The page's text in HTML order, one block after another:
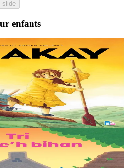
slide
enfants
décharge dépourvue de vie sous-
sur une île de plastique, au milieu des